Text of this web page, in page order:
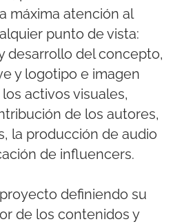
máxima atención al
punto de vista:
desarrollo del concepto,
y logotipo e imagen
activos visuales,
de los autores,
la producción de audio
de influencers.
definiendo su
de los contenidos y